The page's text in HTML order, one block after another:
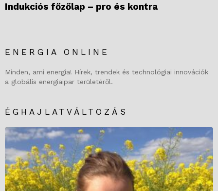
Indukciós főzőlap – pro és kontra
ENERGIA ONLINE
Minden, ami energia! Hírek, trendek és technológiai innovációk
a globális energiaipar területéről.
ÉGHAJLATVÁLTOZÁS